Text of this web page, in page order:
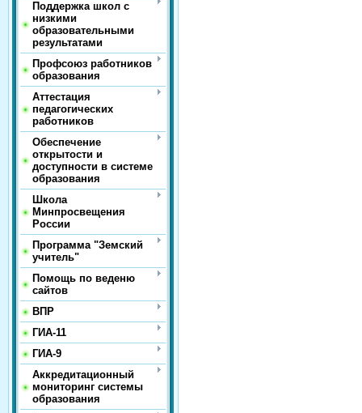
Поддержка школ с
низкими
образовательными
результатами
Профсоюз работников
образования
Аттестация
педагогических
работников
Обеспечение
открытости и
доступности в системе
образования
Школа
Минпросвещения
России
Программа "Земский
учитель"
Помощь по веденю
сайтов
ВПР
ГИА-11
ГИА-9
Аккредитационный
мониторинг системы
образования